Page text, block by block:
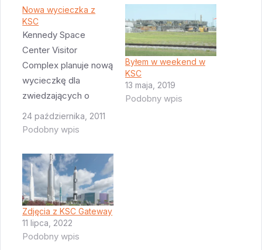
Nowa wycieczka z
KSC
Kennedy Space
Center Visitor
Complex planuje nową
wycieczkę dla
zwiedzających o
nazwie "Up-Close".
Będzie ona trwała
tradycyjnym
odwiedzeniem
platformy 39B i
budynku z rakietą
Saturn, po raz
PIERWSZY w historii
24 października, 2011
Podobny wpis
Byłem w weekend w
KSC
13 maja, 2019
Podobny wpis
Zdjęcia z KSC Gateway
11 lipca, 2022
Podobny wpis